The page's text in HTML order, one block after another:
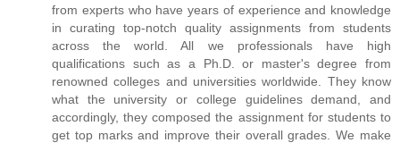
from experts who have years of experience and knowledge
in curating top-notch quality assignments from students
across the world. All we professionals have high
qualifications such as a Ph.D. or master's degree from
renowned colleges and universities worldwide. They know
what the university or college guidelines demand, and
accordingly, they composed the assignment for students to
get top marks and improve their overall grades. We make